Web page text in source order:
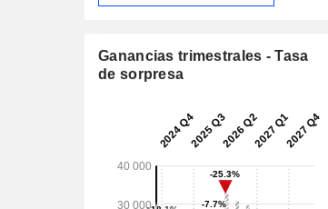
Ganancias trimestrales - Tasa
de sorpresa